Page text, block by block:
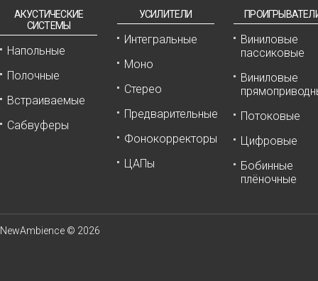
АКУСТИЧЕСКИЕ
СИСТЕМЫ
Напольные
Полочные
Встраиваемые
Сабвуферы
УСИЛИТЕЛИ
Интегральные
Моно
Стерео
Предварительные
Фонокорректоры
ЦАПы
Виниловые
пассиковые
Виниловые
Потоковые
Цифровые
Бобинные
плёночные
NewAmbience © 2026